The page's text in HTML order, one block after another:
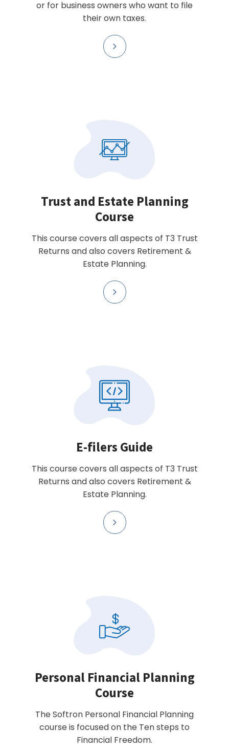
or for business owners who want to file
their own taxes.
Trust and Estate Planning
Course
This course covers all aspects of T3 Trust
Returns and also covers Retirement &
Estate Planning.
E-filers Guide
This course covers all aspects of T3 Trust
Returns and also covers Retirement &
Estate Planning.
Personal Financial Planning
Course
The Softron Personal Financial Planning
course is focused on the Ten steps to
Financial Freedom.